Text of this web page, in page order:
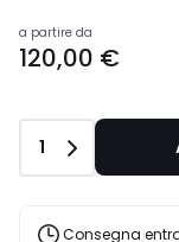
Prezzo
a
a partire da
120,00 €
Quantità
1
Consegna